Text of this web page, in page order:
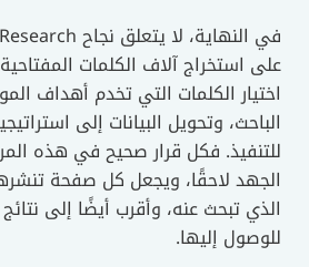
على استخراج آلاف الكلمات
اختيار الكلمات التي تخدم أهداف
الباحث، وتحويل البيانات إلى
للتنفيذ. فكل قرار صحيح في هذه
الجهد لاحقًا، ويجعل كل صفحة
الذي تبحث عنه، وأقرب أيضًا إلى
للوصول إليها.